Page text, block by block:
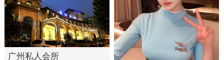
广州私人会所